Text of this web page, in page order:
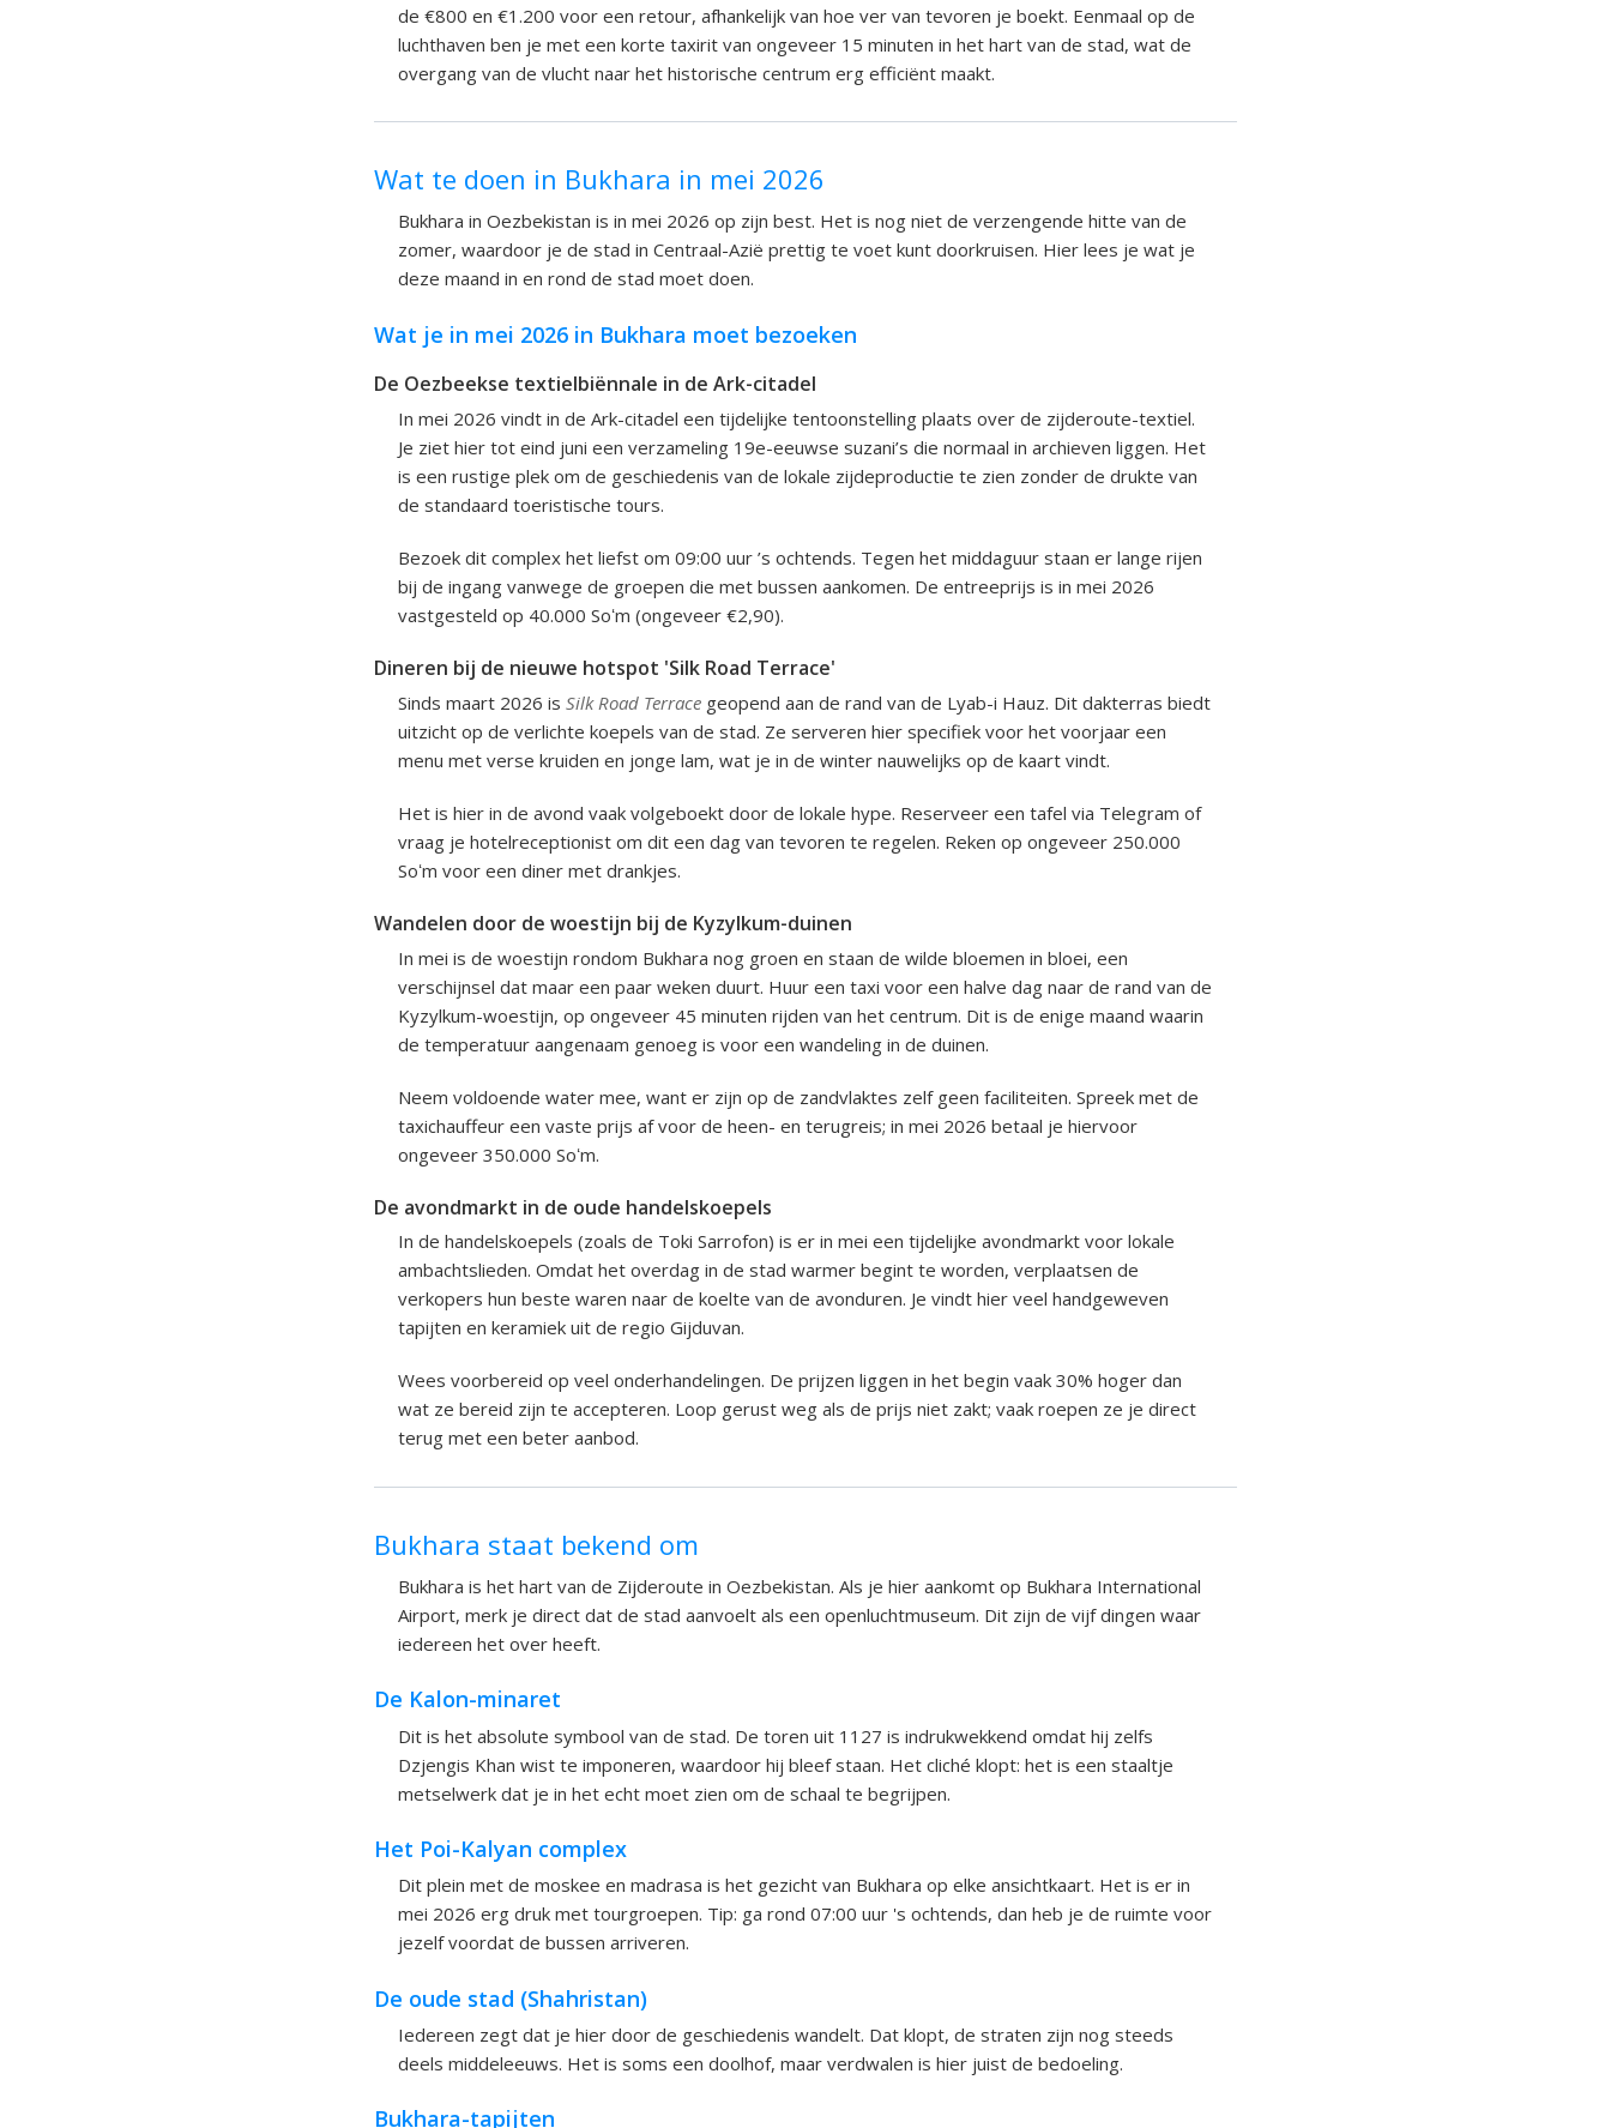
de €800 en €1.200 voor een retour, afhankelijk van hoe ver van tevoren je boekt. Eenmaal op de
luchthaven ben je met een korte taxirit van ongeveer 15 minuten in het hart van de stad, wat de
overgang van de vlucht naar het historische centrum erg efficiënt maakt.
Wat te doen in Bukhara in mei 2026
Bukhara in Oezbekistan is in mei 2026 op zijn best. Het is nog niet de verzengende hitte van de
zomer, waardoor je de stad in Centraal-Azië prettig te voet kunt doorkruisen. Hier lees je wat je
deze maand in en rond de stad moet doen.
Wat je in mei 2026 in Bukhara moet bezoeken
De Oezbeekse textielbiënnale in de Ark-citadel
In mei 2026 vindt in de Ark-citadel een tijdelijke tentoonstelling plaats over de zijderoute-textiel.
Je ziet hier tot eind juni een verzameling 19e-eeuwse suzani’s die normaal in archieven liggen. Het
is een rustige plek om de geschiedenis van de lokale zijdeproductie te zien zonder de drukte van
de standaard toeristische tours.
Bezoek dit complex het liefst om 09:00 uur ’s ochtends. Tegen het middaguur staan er lange rijen
bij de ingang vanwege de groepen die met bussen aankomen. De entreeprijs is in mei 2026
vastgesteld op 40.000 Soʻm (ongeveer €2,90).
Dineren bij de nieuwe hotspot 'Silk Road Terrace'
Sinds maart 2026 is Silk Road Terrace geopend aan de rand van de Lyab-i Hauz. Dit dakterras biedt
uitzicht op de verlichte koepels van de stad. Ze serveren hier specifiek voor het voorjaar een
menu met verse kruiden en jonge lam, wat je in de winter nauwelijks op de kaart vindt.
Het is hier in de avond vaak volgeboekt door de lokale hype. Reserveer een tafel via Telegram of
vraag je hotelreceptionist om dit een dag van tevoren te regelen. Reken op ongeveer 250.000
Soʻm voor een diner met drankjes.
Wandelen door de woestijn bij de Kyzylkum-duinen
In mei is de woestijn rondom Bukhara nog groen en staan de wilde bloemen in bloei, een
verschijnsel dat maar een paar weken duurt. Huur een taxi voor een halve dag naar de rand van de
Kyzylkum-woestijn, op ongeveer 45 minuten rijden van het centrum. Dit is de enige maand waarin
de temperatuur aangenaam genoeg is voor een wandeling in de duinen.
Neem voldoende water mee, want er zijn op de zandvlaktes zelf geen faciliteiten. Spreek met de
taxichauffeur een vaste prijs af voor de heen- en terugreis; in mei 2026 betaal je hiervoor
ongeveer 350.000 Soʻm.
De avondmarkt in de oude handelskoepels
In de handelskoepels (zoals de Toki Sarrofon) is er in mei een tijdelijke avondmarkt voor lokale
ambachtslieden. Omdat het overdag in de stad warmer begint te worden, verplaatsen de
verkopers hun beste waren naar de koelte van de avonduren. Je vindt hier veel handgeweven
tapijten en keramiek uit de regio Gijduvan.
Wees voorbereid op veel onderhandelingen. De prijzen liggen in het begin vaak 30% hoger dan
wat ze bereid zijn te accepteren. Loop gerust weg als de prijs niet zakt; vaak roepen ze je direct
terug met een beter aanbod.
Bukhara staat bekend om
Bukhara is het hart van de Zijderoute in Oezbekistan. Als je hier aankomt op Bukhara International
Airport, merk je direct dat de stad aanvoelt als een openluchtmuseum. Dit zijn de vijf dingen waar
iedereen het over heeft.
De Kalon-minaret
Dit is het absolute symbool van de stad. De toren uit 1127 is indrukwekkend omdat hij zelfs
Dzjengis Khan wist te imponeren, waardoor hij bleef staan. Het cliché klopt: het is een staaltje
metselwerk dat je in het echt moet zien om de schaal te begrijpen.
Het Poi-Kalyan complex
Dit plein met de moskee en madrasa is het gezicht van Bukhara op elke ansichtkaart. Het is er in
mei 2026 erg druk met tourgroepen. Tip: ga rond 07:00 uur 's ochtends, dan heb je de ruimte voor
jezelf voordat de bussen arriveren.
De oude stad (Shahristan)
Iedereen zegt dat je hier door de geschiedenis wandelt. Dat klopt, de straten zijn nog steeds
deels middeleeuws. Het is soms een doolhof, maar verdwalen is hier juist de bedoeling.
Bukhara-tapijten